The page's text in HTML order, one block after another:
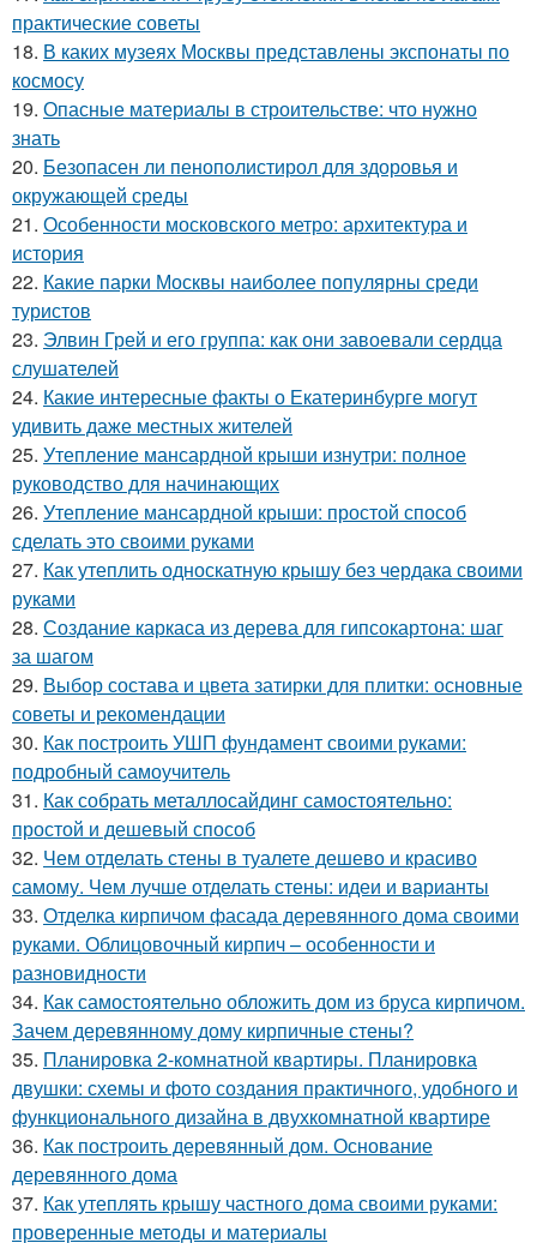
практические советы
18. В каких музеях Москвы представлены экспонаты по
космосу
19. Опасные материалы в строительстве: что нужно
знать
20. Безопасен ли пенополистирол для здоровья и
окружающей среды
21. Особенности московского метро: архитектура и
история
22. Какие парки Москвы наиболее популярны среди
туристов
23. Элвин Грей и его группа: как они завоевали сердца
слушателей
24. Какие интересные факты о Екатеринбурге могут
удивить даже местных жителей
25. Утепление мансардной крыши изнутри: полное
руководство для начинающих
26. Утепление мансардной крыши: простой способ
сделать это своими руками
27. Как утеплить односкатную крышу без чердака своими
руками
28. Создание каркаса из дерева для гипсокартона: шаг
за шагом
29. Выбор состава и цвета затирки для плитки: основные
советы и рекомендации
30. Как построить УШП фундамент своими руками:
подробный самоучитель
31. Как собрать металлосайдинг самостоятельно:
простой и дешевый способ
32. Чем отделать стены в туалете дешево и красиво
самому. Чем лучше отделать стены: идеи и варианты
33. Отделка кирпичом фасада деревянного дома своими
руками. Облицовочный кирпич – особенности и
разновидности
34. Как самостоятельно обложить дом из бруса кирпичом.
Зачем деревянному дому кирпичные стены?
35. Планировка 2-комнатной квартиры. Планировка
двушки: схемы и фото создания практичного, удобного и
функционального дизайна в двухкомнатной квартире
36. Как построить деревянный дом. Основание
деревянного дома
37. Как утеплять крышу частного дома своими руками:
проверенные методы и материалы